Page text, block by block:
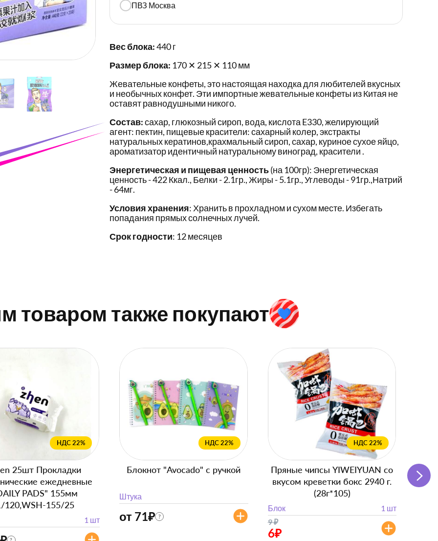
ПВЗ Москва
Вес блока:440 г
Размер блока: 170 ✕ 215 ✕ 110 мм
Жевательные конфеты, это настоящая находка для любителей вкусных
и необычных конфет. Эти импортные жевательные конфеты из Китая не
оставят равнодушными никого.
Состав:сахар, глюкозный сироп, вода, кислота E330, желирующий
агент: пектин, пищевые красители: сахарный колер, экстракты
натуральных кератинов,крахмальный сироп, сахар, куриное сухое яйцо,
ароматизатор идентичный натуральному виноград, красители .
Энергетическая и пищевая ценность(на 100гр): Энергетическая
ценность - 422 Ккал., Белки - 2.1гр., Жиры - 5.1гр., Углеводы - 91гр.,Натрий
- 64мг.
Условия хранения: Хранить в прохладном и сухом месте. Избегать
попадания прямых солнечных лучей.
Срок годности: 12 месяцев
товаром также покупают
НДС 22%
25шт Прокладки
ежедневные
PADS" 155мм
120,WSH-155/25
1 шт
?
НДС 22%
Блокнот "Avocado" с ручкой
Штука
от 71₽ ?
НДС 22%
Пряные чипсы YIWEIYUAN со
вкусом креветки бокс 2940 г.
(28г*105)
Блок
1 шт
9₽
6₽